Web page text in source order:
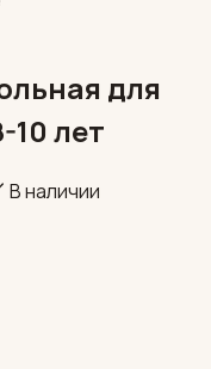
для
лет
В наличии